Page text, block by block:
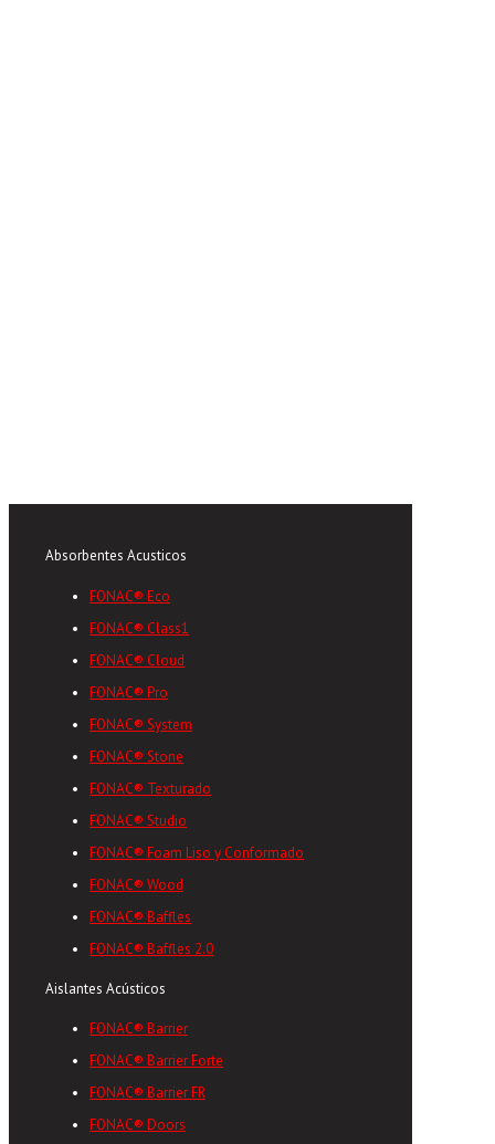
Absorbentes Acusticos
FONAC® Eco
FONAC® Class1
FONAC® Cloud
FONAC® Pro
FONAC® System
FONAC® Stone
FONAC® Texturado
FONAC® Studio
FONAC® Foam Liso y Conformado
FONAC® Wood
FONAC® Baffles
FONAC® Baffles 2.0
Aislantes Acústicos
FONAC® Barrier
FONAC® Barrier Forte
FONAC® Barrier FR
FONAC® Doors